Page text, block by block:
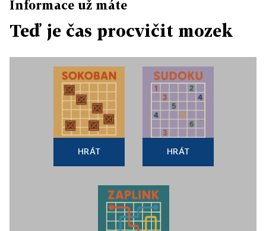
Informace už máte
Teď je čas procvičit mozek
HRÁT HRÁT